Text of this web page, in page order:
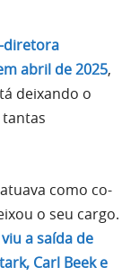
diretora
abril de 2025,
deixando o
como co-
o seu cargo.
a saída de
Carl Beek e